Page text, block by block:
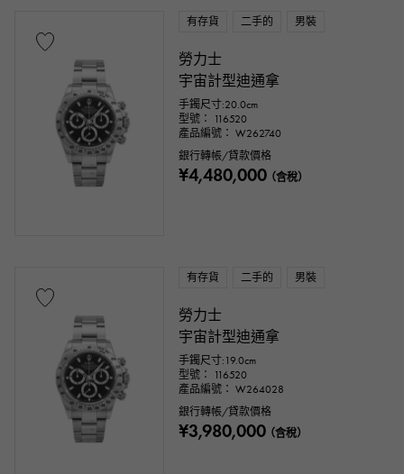
有存貨 二手的 男裝
勞力士
宇宙計型迪通拿
手鐲尺寸:20.0cm
型號： 116520
產品編號： W262740
銀行轉帳/貸款價格
¥4,480,000（含稅）
有存貨 二手的 男裝
勞力士
宇宙計型迪通拿
手鐲尺寸:19.0cm
型號： 116520
產品編號： W264028
銀行轉帳/貸款價格
¥3,980,000（含稅）